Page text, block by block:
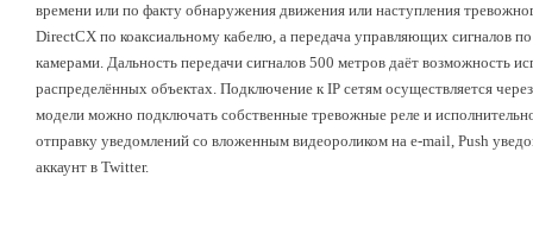
времени или по факту обнаружения движения или наступления
DirectCX по коаксиальному кабелю, а передача управляющих сигналов
камерами. Дальность передачи сигналов 500 метров даёт возможность
распределённых объектах. Подключение к IP сетям осуществляется
модели можно подключать собственные тревожные реле и
отправку уведомлений со вложенным видеороликом на e-mail, Push
аккаунт в Twitter.